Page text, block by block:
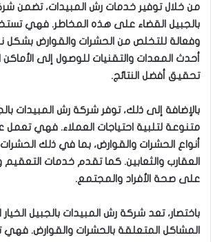
من خلال توفير خدمات رش المبيدات، تضمن
بالجبيل القضاء على هذه المخاطر. فهي
وفعالة للتخلص من الحشرات والقوارض بشكل
أحدث المعدات والتقنيات للوصول إلى
تحقيق أفضل النتائج.
بالإضافة إلى ذلك، توفر شركة رش المبيدات
متنوعة لتلبية احتياجات العملاء. فهي
أنواع الحشرات والقوارض، بما في ذلك
العقارب والثعابين. كما تقدم خدمات التعقيم
على صحة الأفراد والمجتمع.
باختصار، تعد شركة رش المبيدات بالجبيل
المشاكل المتعلقة بالحشرات والقوارض.